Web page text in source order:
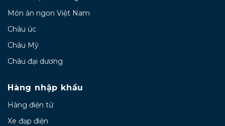
Món ăn ngon Việt Nam
Châu úc
Châu Mỹ
Châu đại dương
Hàng nhập khẩu
Hàng điện tử
Xe đạp điện